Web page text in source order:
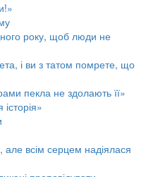
року, щоб люди не
і ви з татом помрете, що
пекла не здолають її»
всім серцем надіялася